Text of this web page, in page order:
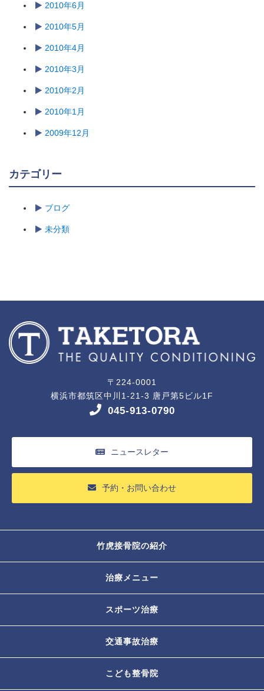
2010年6月
2010年5月
2010年4月
2010年3月
2010年2月
2010年1月
2009年12月
カテゴリー
ブログ
未分類
〒224-0001
横浜市都筑区中川1-21-3 唐戸第5ビル1F
045-913-0790
ニュースレター
予約・お問い合わせ
竹虎接骨院の紹介
治療メニュー
スポーツ治療
交通事故治療
こども整骨院